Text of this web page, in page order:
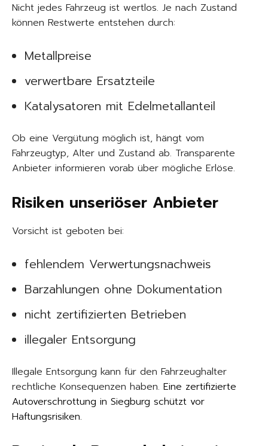
Nicht jedes Fahrzeug ist wertlos. Je nach Zustand
können Restwerte entstehen durch:
Metallpreise
verwertbare Ersatzteile
Katalysatoren mit Edelmetallanteil
Ob eine Vergütung möglich ist, hängt vom
Fahrzeugtyp, Alter und Zustand ab. Transparente
Anbieter informieren vorab über mögliche Erlöse.
Risiken unseriöser Anbieter
Vorsicht ist geboten bei:
fehlendem Verwertungsnachweis
Barzahlungen ohne Dokumentation
nicht zertifizierten Betrieben
illegaler Entsorgung
Illegale Entsorgung kann für den Fahrzeughalter
rechtliche Konsequenzen haben. Eine zertifizierte
Autoverschrottung in Siegburg schützt vor
Haftungsrisiken.